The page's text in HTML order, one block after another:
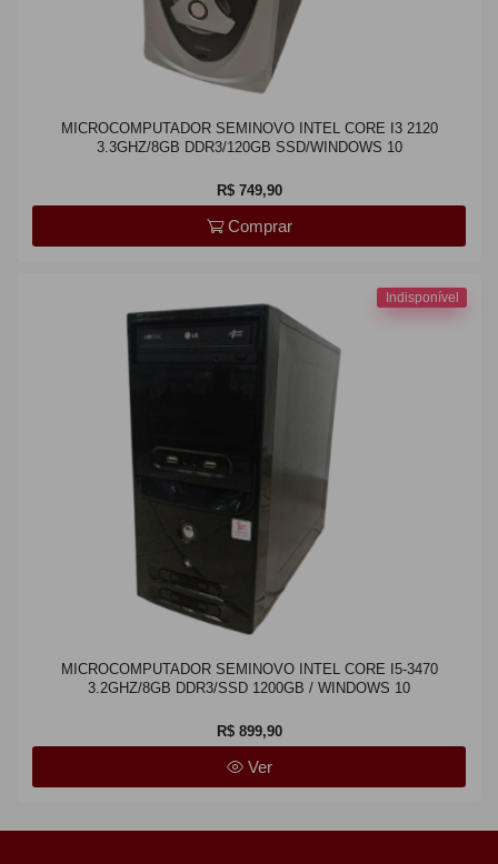
MICROCOMPUTADOR SEMINOVO INTEL CORE I3 2120
3.3GHZ/8GB DDR3/120GB SSD/WINDOWS 10
R$ 749,90
Comprar
Indisponível
MICROCOMPUTADOR SEMINOVO INTEL CORE I5-3470
3.2GHZ/8GB DDR3/SSD 1200GB / WINDOWS 10
R$ 899,90
Ver